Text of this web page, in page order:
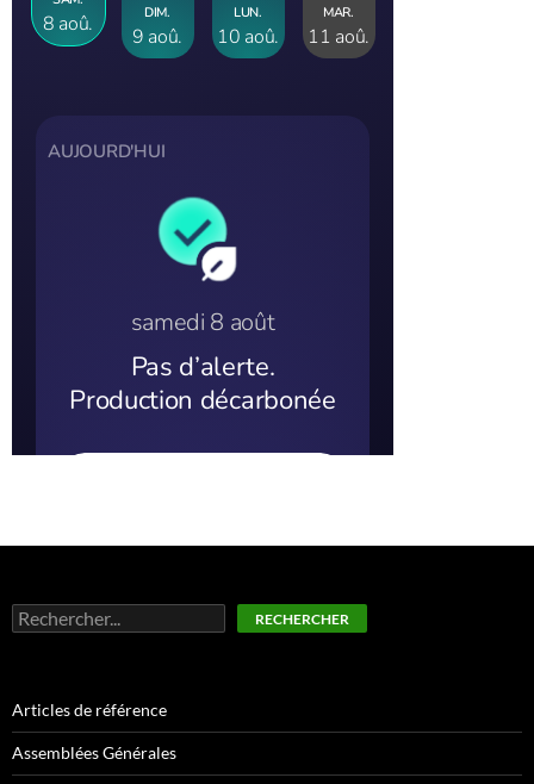
Rechercher RECHERCHER
Articles de référence
Assemblées Générales